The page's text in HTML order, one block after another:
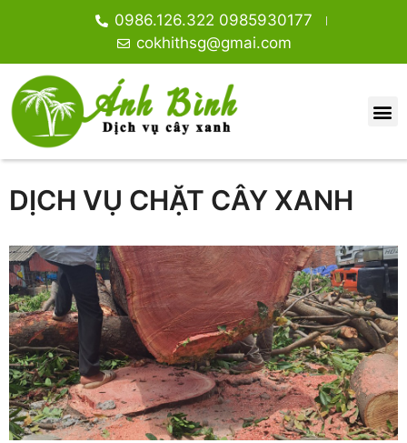
0986.126.322 0985930177
cokhithsg@gmai.com
DỊCH VỤ CHẶT CÂY XANH